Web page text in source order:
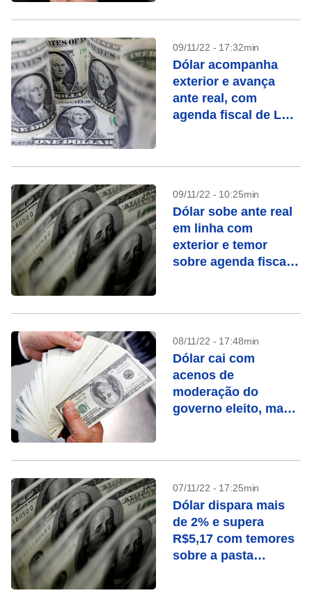
09/11/22 - 17:32min
Dólar acompanha
exterior e avança
ante real, com
agenda fiscal de Lula
09/11/22 - 10:25min
Dólar sobe ante real
em linha com
exterior e temor
sobre agenda fiscal
08/11/22 - 17:48min
Dólar cai com
acenos de
moderação do
governo eleito, mas
07/11/22 - 17:25min
Dólar dispara mais
de 2% e supera
R$5,17 com temores
sobre a pasta